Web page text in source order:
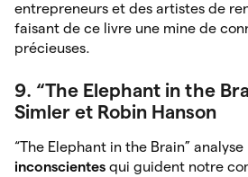
entrepreneurs et des artistes de
faisant de ce livre une mine de
précieuses.
9. “The Elephant in the
Simler et Robin Hanson
“The Elephant in the Brain” analyse
inconscientes qui guident notre